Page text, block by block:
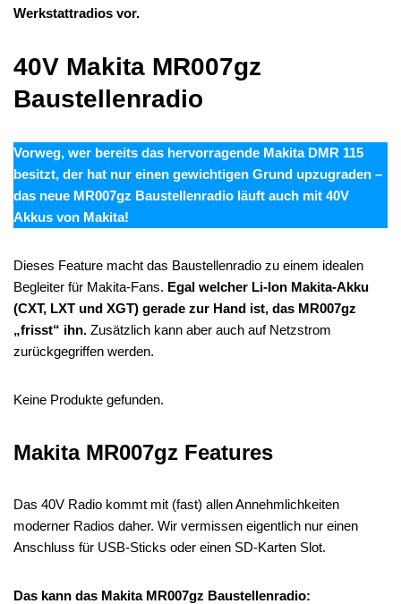
Werkstattradios vor.
40V Makita MR007gz
Baustellenradio
Vorweg, wer bereits das hervorragende Makita DMR 115
besitzt, der hat nur einen gewichtigen Grund upzugraden –
das neue MR007gz Baustellenradio läuft auch mit 40V
Akkus von Makita!
Dieses Feature macht das Baustellenradio zu einem idealen
Begleiter für Makita-Fans. Egal welcher Li-Ion Makita-Akku
(CXT, LXT und XGT) gerade zur Hand ist, das MR007gz
„frisst“ ihn. Zusätzlich kann aber auch auf Netzstrom
zurückgegriffen werden.
Keine Produkte gefunden.
Makita MR007gz Features
Das 40V Radio kommt mit (fast) allen Annehmlichkeiten
moderner Radios daher. Wir vermissen eigentlich nur einen
Anschluss für USB-Sticks oder einen SD-Karten Slot.
Das kann das Makita MR007gz Baustellenradio: